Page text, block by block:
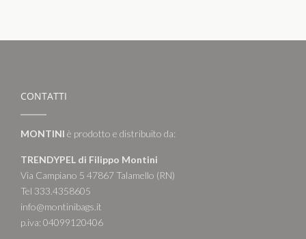
CONTATTI
MONTINI è prodotto e distribuito da:
TRENDYPEL di Filippo Montini
Via Campiano 5 47867 Talamello (RN)
Tel 333.4358605
info@montinibags.it
p.iva: 04099120406